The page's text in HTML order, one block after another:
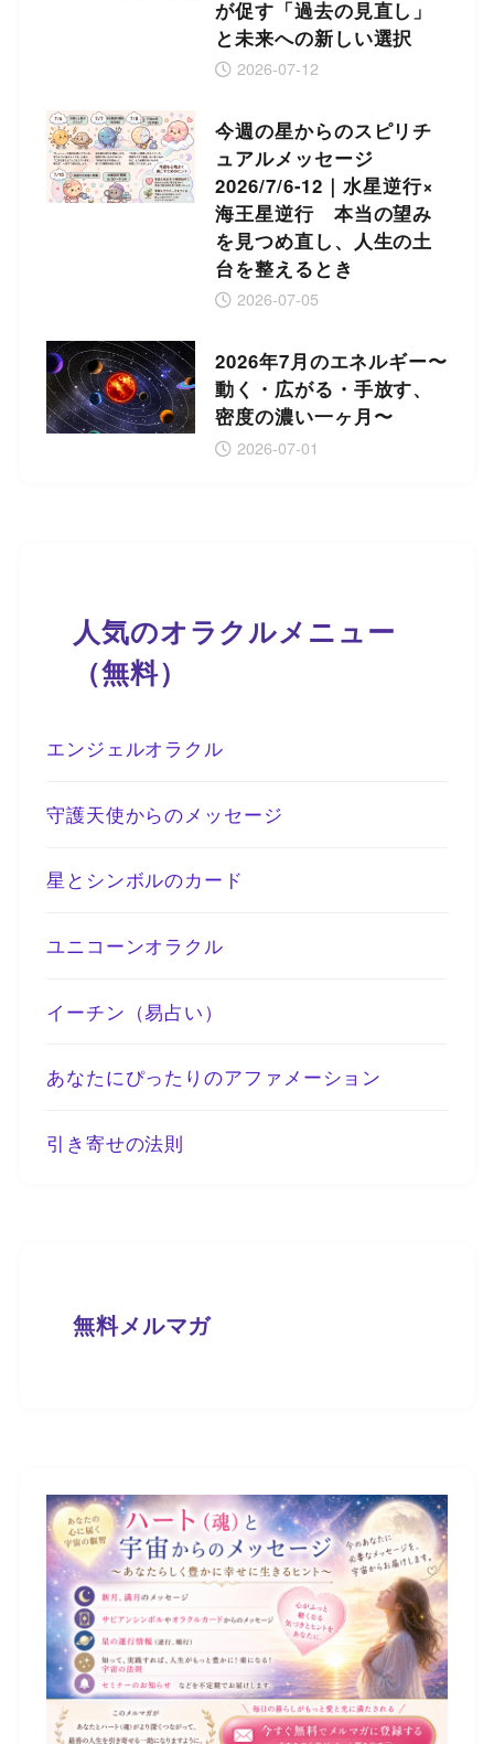
が促す「過去の見直し」
と未来への新しい選択
2026-07-12
今週の星からのスピリチ
ュアルメッセージ
2026/7/6-12｜水星逆行×
海王星逆行 本当の望み
を見つめ直し、人生の土
台を整えるとき
2026-07-05
2026年7月のエネルギー〜
動く・広がる・手放す、
密度の濃い一ヶ月〜
2026-07-01
人気のオラクルメニュー
（無料）
エンジェルオラクル
守護天使からのメッセージ
星とシンボルのカード
ユニコーンオラクル
イーチン（易占い）
あなたにぴったりのアファメーション
引き寄せの法則
無料メルマガ